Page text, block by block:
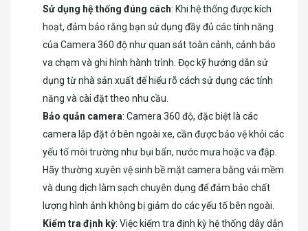
Sử dụng hệ thống đúng cách: Khi hệ thống được kích
hoạt, đảm bảo rằng bạn sử dụng đầy đủ các tính năng
của Camera 360 độ như quan sát toàn cảnh, cảnh báo
va chạm và ghi hình hành trình. Đọc kỹ hướng dẫn sử
dụng từ nhà sản xuất để hiểu rõ cách sử dụng các tính
năng và cài đặt theo nhu cầu.
Bảo quản camera: Camera 360 độ, đặc biệt là các
camera lắp đặt ở bên ngoài xe, cần được bảo vệ khỏi các
yếu tố môi trường như bụi bẩn, nước mưa hoặc va đập.
Hãy thường xuyên vệ sinh bề mặt camera bằng vải mềm
và dung dịch làm sạch chuyên dụng để đảm bảo chất
lượng hình ảnh không bị giảm do các yếu tố bên ngoài.
Kiểm tra định kỳ: Việc kiểm tra định kỳ hệ thống dây dẫn